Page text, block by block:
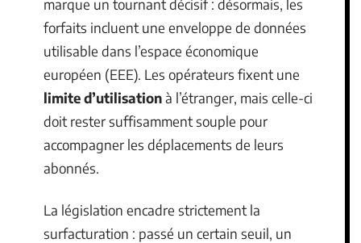
marque un tournant décisif : désormais, les
forfaits incluent une enveloppe de données
utilisable dans l’espace économique
européen (EEE). Les opérateurs fixent une
limite d’utilisationà l’étranger, mais celle-ci
doit rester suffisamment souple pour
accompagner les déplacements de leurs
abonnés.
La législation encadre strictement la
surfacturation : passé un certain seuil, un